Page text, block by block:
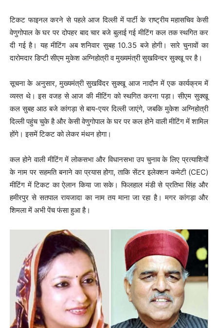
टिकट फाइनल करने से पहले आज दिल्ली में पार्टी के राष्ट्रीय महासचिव केसी
वेणुगोपाल के घर पर दोपहर बाद चार बजे बुलाई गई मीटिंग कल तक स्थगित कर
दी गई है। यह मीटिंग अब शनिवार सुबह 10.35 बजे होगी। सारे चुनावों का
दारोमदार डिप्टी सीएम मुकेश अग्निहोत्री व मुख्यमंत्री सुखविन्दर सुक्खू पर है।
सूचना के अनुसार, मुख्यमंत्री सुखविंदर सुक्खू आज नादौन में एक कार्यक्रम में
व्यस्त थे। इस वजह से आज की मीटिंग को स्थगित करना पड़ा। सीएम सुक्खू
कल सुबह आठ बजे कांगड़ा से बाय-एयर दिल्ली जाएंगे, जबकि मुकेश अग्निहोत्री
दिल्ली पहुंच चुके है और केसी वेणुगोपाल के घर पर कल होने वाली मीटिंग में शामिल
होंगे। इसमें टिकट को लेकर मंथन होगा।
कल होने वाली मीटिंग में लोकसभा और विधानसभा उप चुनाव के लिए प्रत्याशियों
के नाम पर सहमति बनाने का प्रयास होगा, ताकि सेंटर इलेक्शन कमेटी (CEC)
मीटिंग में टिकट का ऐलान किया जा सके। फिलहाल मंडी से प्रतिभा सिंह और
हमीरपुर से सतपाल रायजादा का नाम तय माना जा रहा है। मगर कांगड़ा और
शिमला में अभी पेंच फंसा हुआ है।